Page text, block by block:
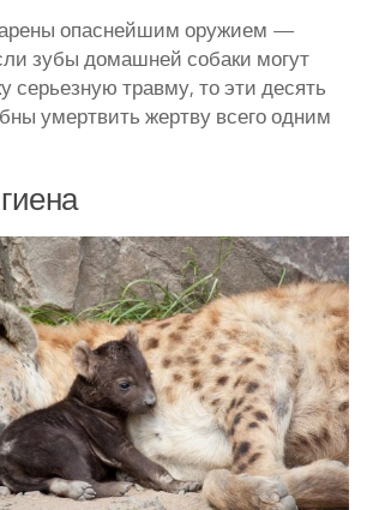
Яичные
Инкубаторы
Здоровье кур
Курятники и клетки
Полезное о курах
Другие птицы
Гуси
Индюки
Перепела
Утки
опаснейшим оружием —
зубы домашней собаки могут
серьезную травму, то эти десять
умертвить жертву всего одним